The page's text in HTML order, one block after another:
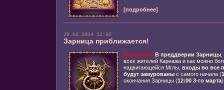
[подробнее]
20.02.2014 12:00
Зарница приближается!
Внимание! В преддверии Зарницы,
всех жителей Карнажа и как можно
надвигающейся Мглы, входы во все
будут замурованыс самого начала (
окончания Зарницы (12:00 3-го марта